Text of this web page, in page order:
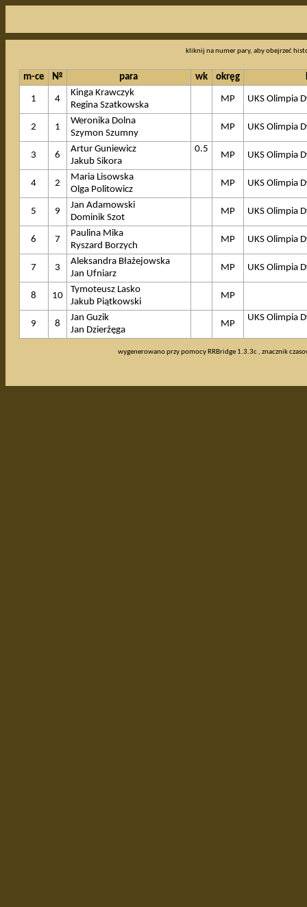
kliknij na numer pary, aby obejrzeć
m-ce № para wk okręg
1 4
Kinga Krawczyk
MP UKS Olimpia
Regina Szatkowska
2 1
Weronika Dolna
MP UKS Olimpia
Szymon Szumny
3 6
Artur Guniewicz 0.5
MP UKS Olimpia
Jakub Sikora
4 2
Maria Lisowska
MP UKS Olimpia
Olga Politowicz
5 9
Jan Adamowski
MP UKS Olimpia
Dominik Szot
6 7
Paulina Mika
MP UKS Olimpia
Ryszard Borzych
7 3
Aleksandra Błażejowska
MP UKS Olimpia
Jan Ufniarz
8 10
Tymoteusz Lasko
MP
Jakub Piątkowski
9 8
Jan Guzik
MP
UKS Olimpia
Jan Dzierżęga
wygenerowano przy pomocy RRBridge 1.3.3c , znacznik